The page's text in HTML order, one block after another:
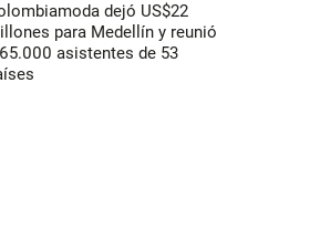
dejó US$22
para Medellín y reunió
asistentes de 53